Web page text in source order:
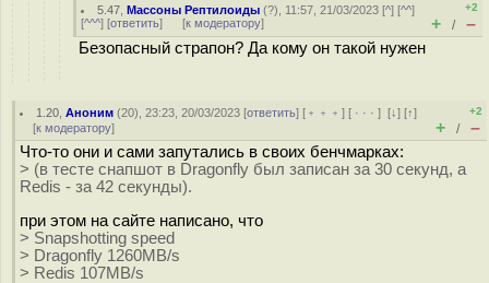
5.47 ,Массоны Рептилоиды (?), 11:57, 21/03/2023 [^] [^^]
[^^^] [ответить] [к модератору]
+2
+ / –
Безопасный страпон? Да кому он такой нужен
1.20 ,Аноним (20), 23:23, 20/03/2023 [ответить] [ ﹢﹢﹢] [ · · ·][↓] [↑]
[к модератору]
+2
+ / –
Что-то они и сами запутались в своих бенчмарках:
> (в тесте снапшот в Dragonfly был записан за 30 секунд, а
Redis - за 42 секунды).
при этом на сайте написано, что
> Snapshotting speed
> Dragonfly 1260MB/s
> Redis 107MB/s